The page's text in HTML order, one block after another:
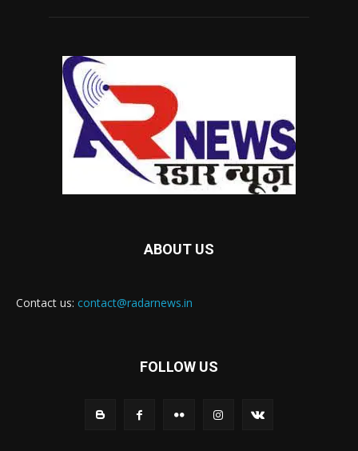
ABOUT US
Contact us: contact@radarnews.in
FOLLOW US